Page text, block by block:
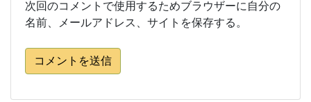
次回のコメントで使用するためブラウザーに自分の
名前、メールアドレス、サイトを保存する。
コメントを送信